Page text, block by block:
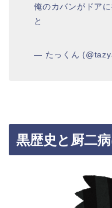
俺のカバンがドア
と
— たっくん
黒歴史と厨二